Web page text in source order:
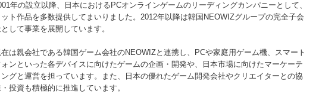
年の設立以降、日本におけるPCオンラインゲームのリーディングカンパニーとして、
ット作品を多数提供してまいりました。2012年以降は韓国NEOWIZグループの完全子会
して事業を展開しています。
は親会社である韓国ゲーム会社のNEOWIZと連携し、PCや家庭用ゲーム機、スマート
ォンといった各デバイスに向けたゲームの企画・開発や、日本市場に向けたマーケーテ
ングと運営を担っています。また、日本の優れたゲーム開発会社やクリエイターとの協
投資も積極的に推進しています。